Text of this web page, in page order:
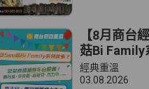
【8月商台
菇Bi Family
家》、眾星
劇《你我他
經典重溫
03.08.2026